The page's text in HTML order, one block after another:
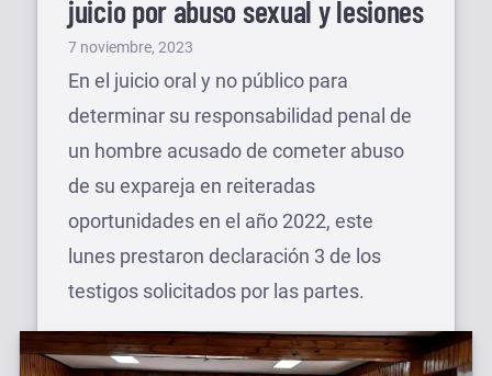
juicio por abuso sexual y lesiones
Publicado
el
7 noviembre, 2023
En el juicio oral y no público para
determinar su responsabilidad penal de
un hombre acusado de cometer abuso
de su expareja en reiteradas
oportunidades en el año 2022, este
lunes prestaron declaración 3 de los
testigos solicitados por las partes.